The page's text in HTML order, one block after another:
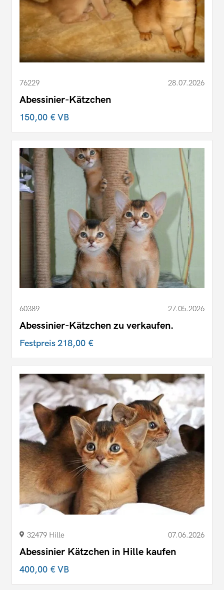
76229 28.07.2026
Abessinier-Kätzchen
150,00 €VB
60389 27.05.2026
Abessinier-Kätzchen zu verkaufen.
Festpreis218,00 €
32479 Hille 07.06.2026
Abessinier Kätzchen in Hille kaufen
400,00 €VB